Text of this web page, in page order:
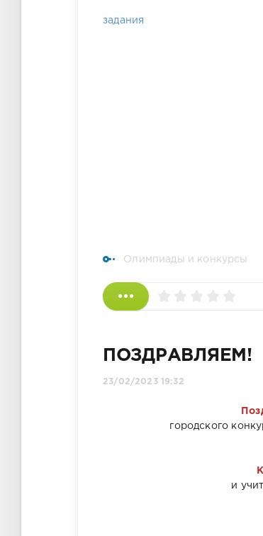
задания
Олимпиады и конкурсы
ПОЗДРАВЛЯЕМ!
23/02/2023 19:32
городского
и